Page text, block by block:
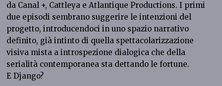
da Canal +, Cattleya e Atlantique Productions. I primi
due episodi sembrano suggerire le intenzioni del
progetto, introducendoci in uno spazio narrativo
definito, già intinto di quella spettacolarizzazione
visiva mista a introspezione dialogica che della
serialità contemporanea sta dettando le fortune.
E Django?